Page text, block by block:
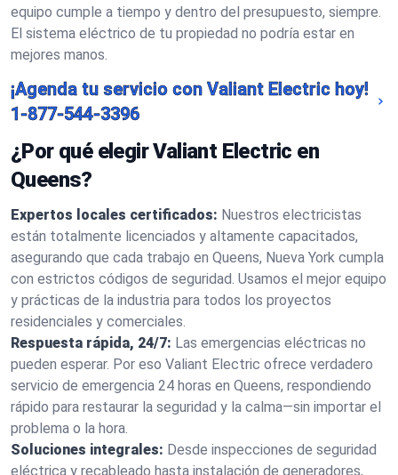
equipo cumple a tiempo y dentro del presupuesto, siempre.
El sistema eléctrico de tu propiedad no podría estar en
mejores manos.
¡Agenda tu servicio con Valiant Electric hoy!
1-877-544-3396
¿Por qué elegir Valiant Electric en
Queens?
Expertos locales certificados: Nuestros electricistas
están totalmente licenciados y altamente capacitados,
asegurando que cada trabajo en Queens, Nueva York cumpla
con estrictos códigos de seguridad. Usamos el mejor equipo
y prácticas de la industria para todos los proyectos
residenciales y comerciales.
Respuesta rápida, 24/7: Las emergencias eléctricas no
pueden esperar. Por eso Valiant Electric ofrece verdadero
servicio de emergencia 24 horas en Queens, respondiendo
rápido para restaurar la seguridad y la calma—sin importar el
problema o la hora.
Soluciones integrales: Desde inspecciones de seguridad
eléctrica y recableado hasta instalación de generadores,